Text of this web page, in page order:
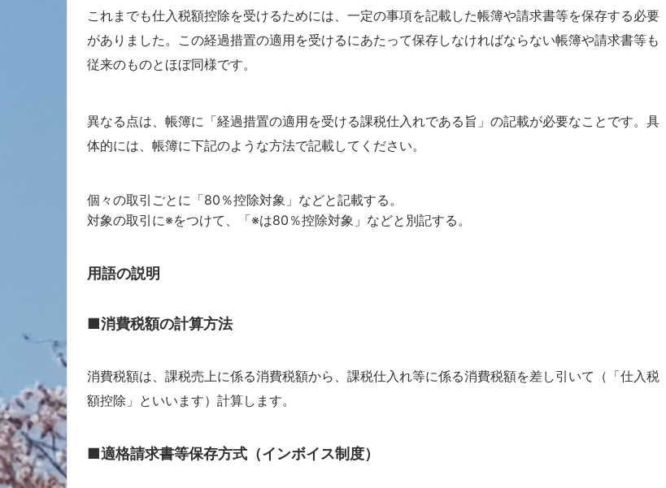
これまでも仕入税額控除を受けるためには、一定の事項を記載した帳簿や請求書等を保存する必要
がありました。この経過措置の適用を受けるにあたって保存しなければならない帳簿や請求書等も
従来のものとほぼ同様です。
異なる点は、帳簿に「経過措置の適用を受ける課税仕入れである旨」の記載が必要なことです。具
体的には、帳簿に下記のような方法で記載してください。
個々の取引ごとに「80％控除対象」などと記載する。
対象の取引に※をつけて、「※は80％控除対象」などと別記する。
用語の説明
■消費税額の計算方法
消費税額は、課税売上に係る消費税額から、課税仕入れ等に係る消費税額を差し引いて（「仕入税
額控除」といいます）計算します。
■適格請求書等保存方式（インボイス制度）